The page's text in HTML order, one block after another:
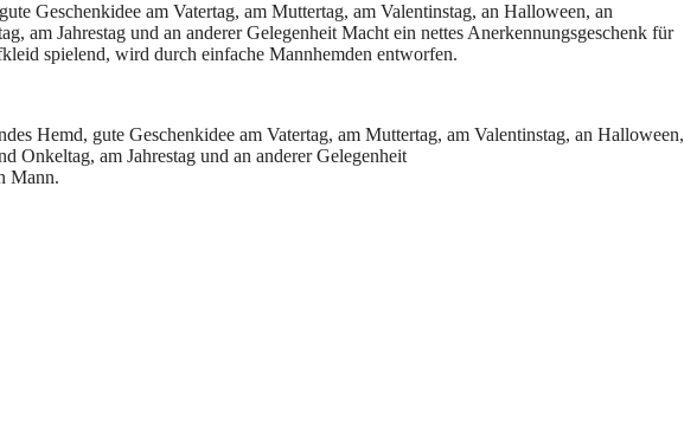
Geschenkidee am Vatertag, am Muttertag, am Valentinstag, an Halloween, an
am Jahrestag und an anderer Gelegenheit Macht ein nettes Anerkennungsgeschenk für
spielend, wird durch einfache Mannhemden entworfen.
Hemd, gute Geschenkidee am Vatertag, am Muttertag, am Valentinstag, an Halloween,
Onkeltag, am Jahrestag und an anderer Gelegenheit
Mann.